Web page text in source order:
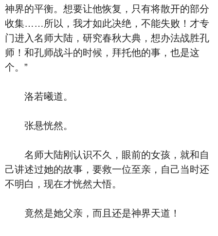
神界的平衡。想要让他恢复，只有将散开的部分
收集……所以，我才如此决绝，不能失败！才专
门进入名师大陆，研究春秋大典，想办法战胜孔
师！和孔师战斗的时候，拜托他的事，也是这
个。”
洛若曦道。
张悬恍然。
名师大陆刚认识不久，眼前的女孩，就和自
己讲述过她的故事，要救一位至亲，自己当时还
不明白，现在才恍然大悟。
竟然是她父亲，而且还是神界天道！